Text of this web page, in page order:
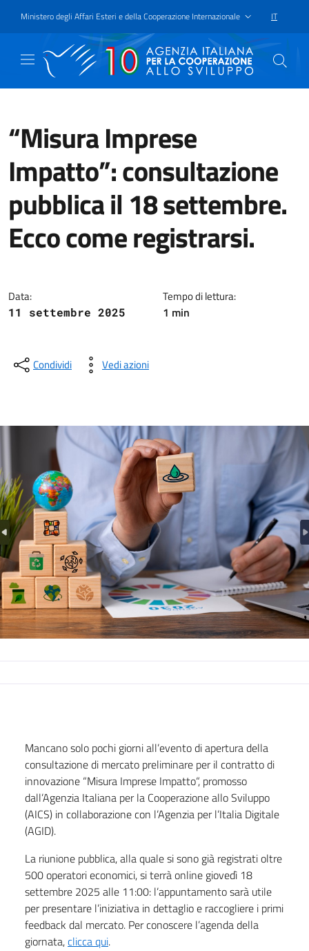
Ministero degli Affari Esteri e della Cooperazione Internazionale IT
“Misura Imprese
Impatto”: consultazione
pubblica il 18 settembre.
Ecco come registrarsi.
Data:
11 settembre 2025
Tempo di lettura:
1 min
Condividi Vedi azioni
Mancano solo pochi giorni all’evento di apertura della
consultazione di mercato preliminare per il contratto di
innovazione “Misura Imprese Impatto“, promosso
dall’Agenzia Italiana per la Cooperazione allo Sviluppo
(AICS) in collaborazione con l’Agenzia per l’Italia Digitale
(AGID).
La riunione pubblica, alla quale si sono già registrati oltre
500 operatori economici, si terrà online giovedì 18
settembre 2025 alle 11:00: l’appuntamento sarà utile
per presentare l’iniziativa in dettaglio e raccogliere i primi
feedback dal mercato. Per conoscere l’agenda della
giornata,clicca qui.